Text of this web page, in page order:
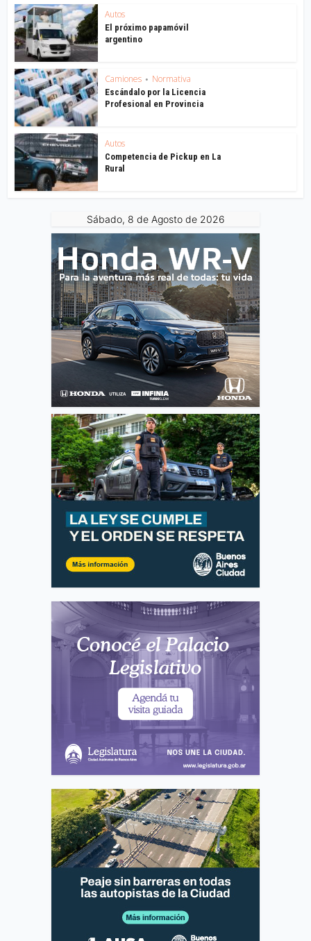
Autos
El próximo papamóvil
argentino
Camiones • Normativa
Escándalo por la Licencia
Profesional en Provincia
Autos
Competencia de Pickup en La
Rural
Sábado, 8 de Agosto de 2026